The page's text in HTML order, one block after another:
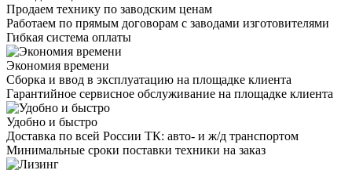
Продаем технику по заводским ценам
Работаем по прямым договорам с заводами изготовителями
Гибкая система оплаты
Экономия времени
Сборка и ввод в эксплуатацию на площадке клиента
Гарантийное сервисное обслуживание на площадке клиента
Удобно и быстро
Доставка по всей России ТК: авто- и ж/д транспортом
Минимальные сроки поставки техники на заказ